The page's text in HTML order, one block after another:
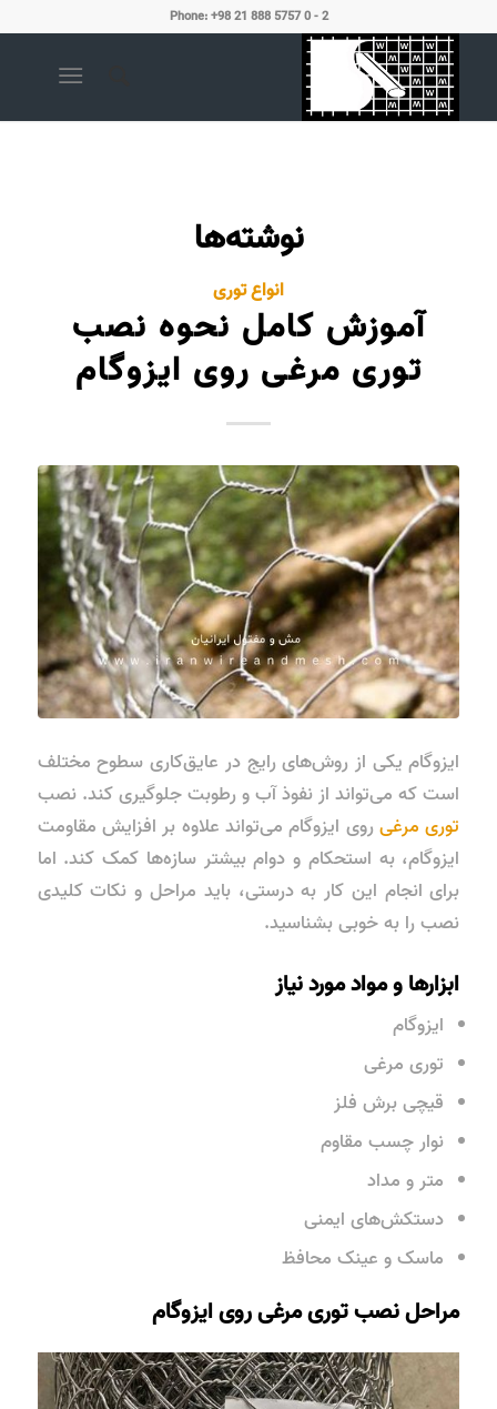
Phone: +98 21 888 5757 0 - 2
نوشته‌ها
انواع توری
آموزش کامل نحوه نصب
توری مرغی روی ایزوگام
ایزوگام یکی از روش‌های رایج در عایق‌کاری سطوح مختلف
است که می‌تواند از نفوذ آب و رطوبت جلوگیری کند. نصب
توری مرغیروی ایزوگام می‌تواند علاوه بر افزایش مقاومت
ایزوگام، به استحکام و دوام بیشتر سازه‌ها کمک کند. اما
برای انجام این کار به درستی، باید مراحل و نکات کلیدی
نصب را به خوبی بشناسید.
ابزارها و مواد مورد نیاز
ایزوگام
توری مرغی
قیچی برش فلز
نوار چسب مقاوم
متر و مداد
دستکش‌های ایمنی
ماسک و عینک محافظ
مراحل نصب توری مرغی روی ایزوگام